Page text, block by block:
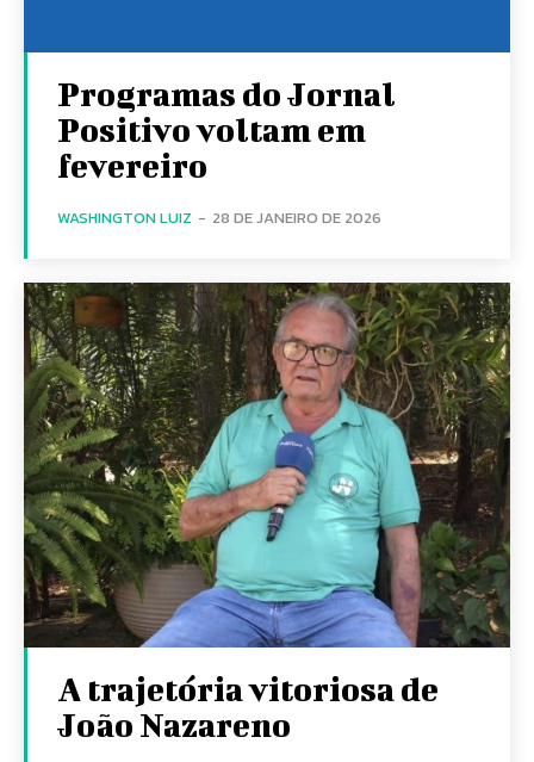
Programas do Jornal
Positivo voltam em
fevereiro
WASHINGTON LUIZ - 28 DE JANEIRO DE 2026
A trajetória vitoriosa de
João Nazareno